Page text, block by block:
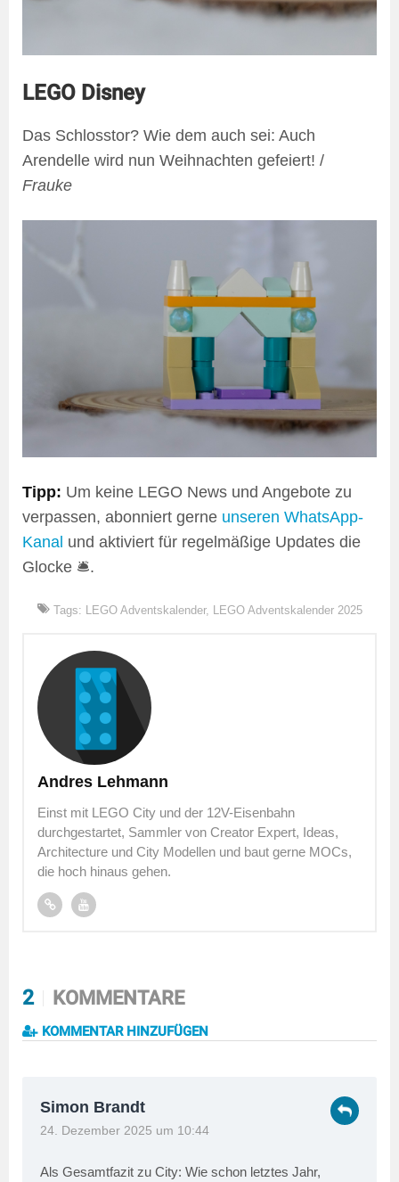
LEGO Disney
Das Schlosstor? Wie dem auch sei: Auch
Arendelle wird nun Weihnachten gefeiert! /
Frauke
Tipp: Um keine LEGO News und Angebote zu
verpassen, abonniert gerne unseren WhatsApp-
Kanal und aktiviert für regelmäßige Updates die
Glocke 🛎️.
Tags: LEGO Adventskalender, LEGO Adventskalender 2025
Andres Lehmann
Einst mit LEGO City und der 12V-Eisenbahn
durchgestartet, Sammler von Creator Expert, Ideas,
Architecture und City Modellen und baut gerne MOCs,
die hoch hinaus gehen.
2 KOMMENTARE
KOMMENTAR HINZUFÜGEN
Simon Brandt
24. Dezember 2025 um 10:44
Als Gesamtfazit zu City: Wie schon letztes Jahr,